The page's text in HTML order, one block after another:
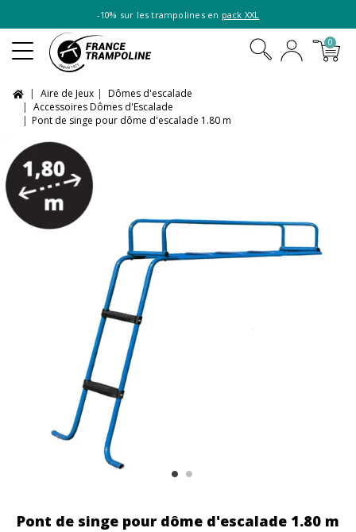
-10% sur les trampolines en pack XXL
0
Aire de Jeux
Dômes d'escalade
Accessoires Dômes d'Escalade
Pont de singe pour dôme d'escalade 1.80 m
Pont de singe pour dôme d'escalade 1.80 m